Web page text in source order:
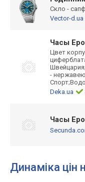
Скло -
Vector-d.ua
Часы
Цвет
-
Deka.ua
Часы
Динаміка цін